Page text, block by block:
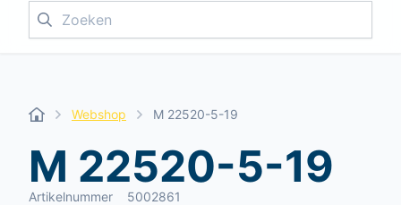
Zoeken
Webshop M 22520-5-19
M 22520-5-19
Artikelnummer 5002861